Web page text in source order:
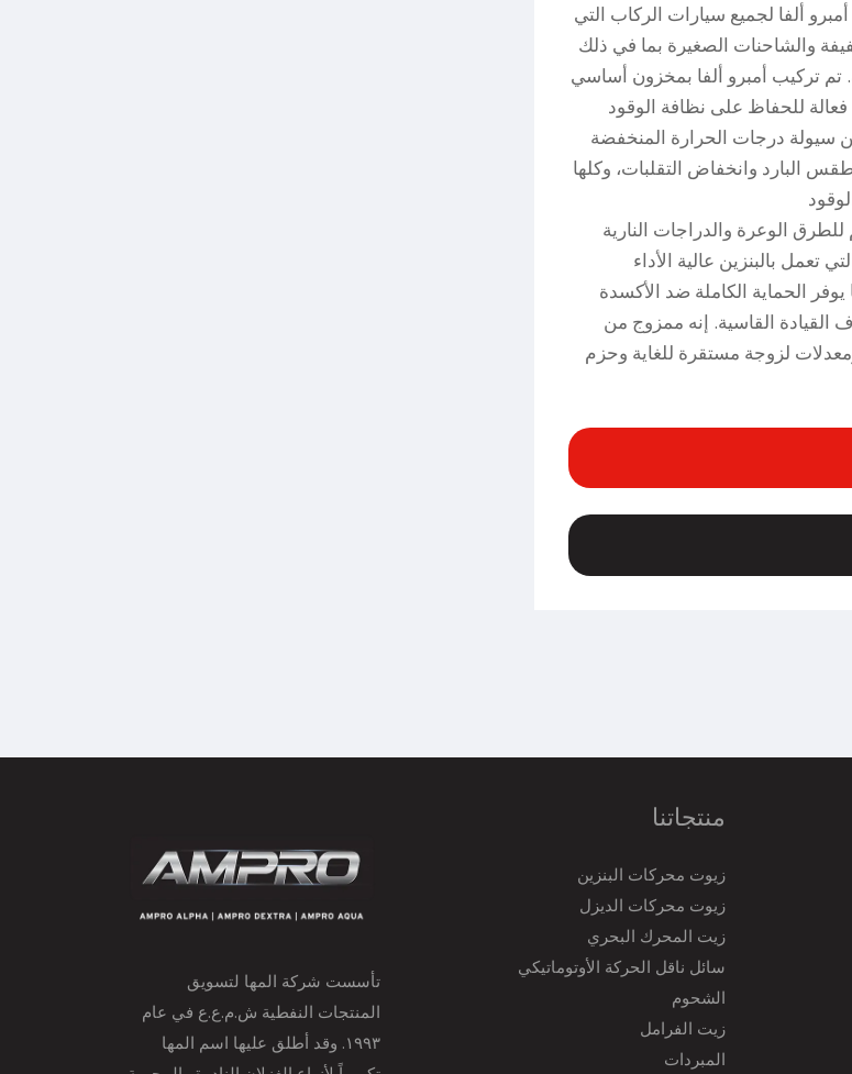
ألفا لجميع سيارات الركاب التي
والشاحنات الصغيرة بما في ذلك
تم تركيب أمبرو ألفا بمخزون أساسي
فعالة للحفاظ على نظافة الوقود
سيولة درجات الحرارة المنخفضة
البارد وانخفاض التقلبات، وكلها
الوعرة والدراجات النارية
تعمل بالبنزين عالية الأداء
الحماية الكاملة ضد الأكسدة
القاسية. إنه ممزوج من
لزوجة مستقرة للغاية وحزم
تأسست شركة المها لتسويق
المنتجات النفطية ش.م.ع.ع في عام
١٩٩٣. وقد أطلق عليها اسم المها
منتجاتنا
زيوت محركات البنزين
زيوت محركات الديزل
زيت المحرك البحري
سائل ناقل الحركة الأوتوماتيكي
الشحوم
زيت الفرامل
المبردات